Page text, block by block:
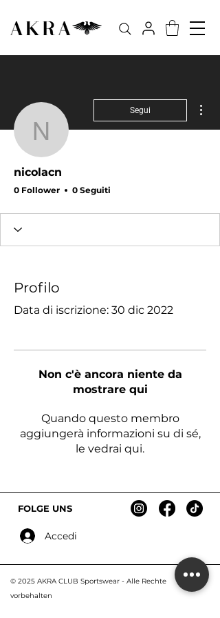
nicolacn
Segui
nicolacn
0 Follower 0 Seguiti
Profilo
Data di iscrizione: 30 dic 2022
Non c'è ancora niente da
mostrare qui
Quando questo membro
aggiungerà informazioni su di sé,
le vedrai qui.
FOLGE UNS
Accedi
© 2025 AKRA CLUB Sportswear - Alle Rechte
vorbehalten